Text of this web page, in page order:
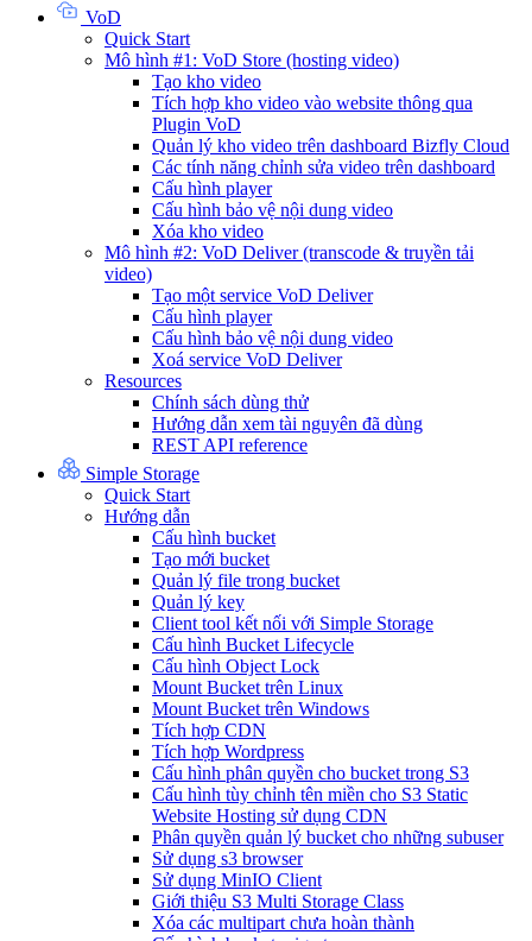
VoD
Quick Start
Mô hình #1: VoD Store (hosting video)
Tạo kho video
Tích hợp kho video vào website thông qua
Plugin VoD
Quản lý kho video trên dashboard Bizfly Cloud
Các tính năng chỉnh sửa video trên dashboard
Cấu hình player
Cấu hình bảo vệ nội dung video
Xóa kho video
Mô hình #2: VoD Deliver (transcode & truyền tải
video)
Tạo một service VoD Deliver
Cấu hình player
Cấu hình bảo vệ nội dung video
Xoá service VoD Deliver
Resources
Chính sách dùng thử
Hướng dẫn xem tài nguyên đã dùng
REST API reference
Simple Storage
Quick Start
Hướng dẫn
Cấu hình bucket
Tạo mới bucket
Quản lý file trong bucket
Quản lý key
Client tool kết nối với Simple Storage
Cấu hình Bucket Lifecycle
Cấu hình Object Lock
Mount Bucket trên Linux
Mount Bucket trên Windows
Tích hợp CDN
Tích hợp Wordpress
Cấu hình phân quyền cho bucket trong S3
Cấu hình tùy chỉnh tên miền cho S3 Static
Website Hosting sử dụng CDN
Phân quyền quản lý bucket cho những subuser
Sử dụng s3 browser
Sử dụng MinIO Client
Giới thiệu S3 Multi Storage Class
Xóa các multipart chưa hoàn thành